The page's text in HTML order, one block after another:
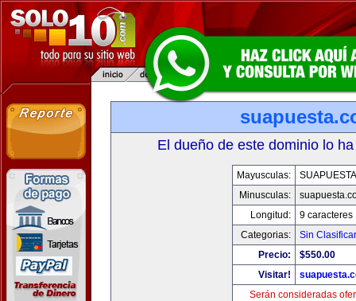
El dueño de este dominio lo
Mayusculas:
Minusculas:
Longitud:
9 caracteres
Categorias:
Sin Clasificar
Precio:
$550.00
Visitar!
Serán consideradas